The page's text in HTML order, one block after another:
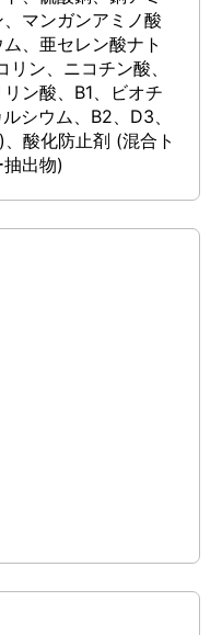
マンガンアミノ酸
、亜セレン酸ナト
ン、ニコチン酸、
ン酸、B1、ビオチ
シウム、B2、D3、
酸化防止剤 (混合ト
出物)